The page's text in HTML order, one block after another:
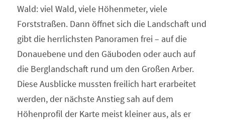
Wald: viel Wald, viele Höhenmeter, viele
Forststraßen. Dann öffnet sich die Landschaft und
gibt die herrlichsten Panoramen frei – auf die
Donauebene und den Gäuboden oder auch auf
die Berglandschaft rund um den Großen Arber.
Diese Ausblicke mussten freilich hart erarbeitet
werden, der nächste Anstieg sah auf dem
Höhenprofil der Karte meist kleiner aus, als er